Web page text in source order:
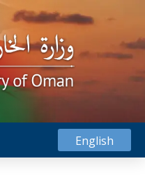
English